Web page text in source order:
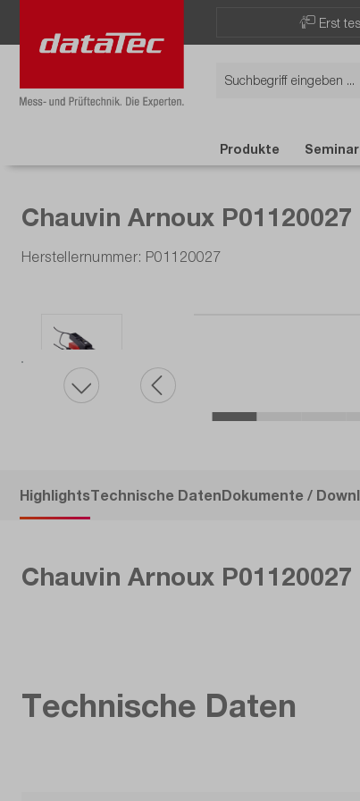
Erst
Produkte
Chauvin Arnoux
Herstellernummer: P01120027
HighlightsTechnische DatenDokumente /
Chauvin Arnoux
Technische Daten